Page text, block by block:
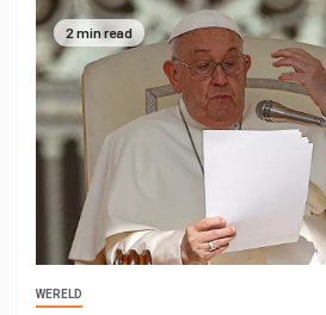
2 min read
WERELD